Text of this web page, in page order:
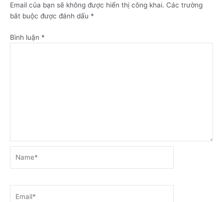
Email của bạn sẽ không được hiển thị công khai. Các trường
bắt buộc được đánh dấu *
Bình luận *